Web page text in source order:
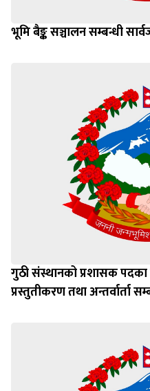
भूमि बैङ्क सञ्चालन सम्बन्धी
गुठी संस्थानको प्रशासक पदका
प्रस्तुतीकरण तथा अन्तर्वार्ता